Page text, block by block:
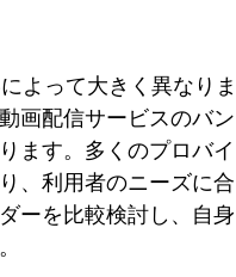
よって大きく異なりま
画配信サービスのバン
ます。多くのプロバイ
、利用者のニーズに合
ーを比較検討し、自身